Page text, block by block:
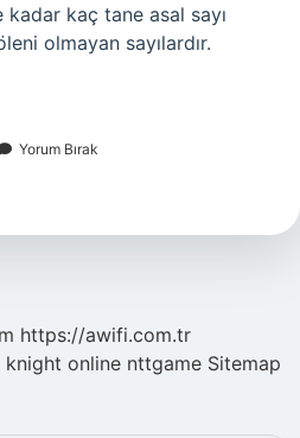
kadar kaç tane asal sayı
olmayan sayılardır.
Yorum Bırak
https://awifi.com.tr
knight online nttgame Sitemap